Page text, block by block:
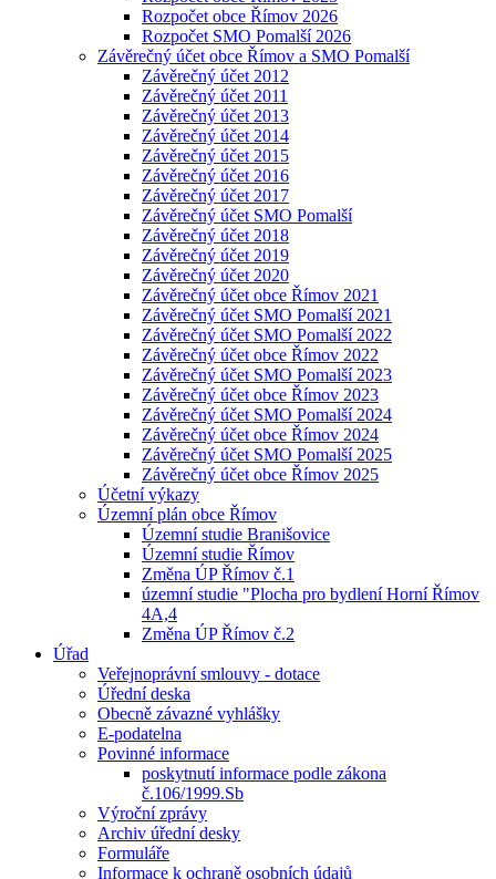
Rozpočet obce Římov 2026
Rozpočet SMO Pomalší 2026
Závěrečný účet obce Římov a SMO Pomalší
Závěrečný účet 2012
Závěrečný účet 2011
Závěrečný účet 2013
Závěrečný účet 2014
Závěrečný účet 2015
Závěrečný účet 2016
Závěrečný účet 2017
Závěrečný účet SMO Pomalší
Závěrečný účet 2018
Závěrečný účet 2019
Závěrečný účet 2020
Závěrečný účet obce Římov 2021
Závěrečný účet SMO Pomalší 2021
Závěrečný účet SMO Pomalší 2022
Závěrečný účet obce Římov 2022
Závěrečný účet SMO Pomalší 2023
Závěrečný účet obce Římov 2023
Závěrečný účet SMO Pomalší 2024
Závěrečný účet obce Římov 2024
Závěrečný účet SMO Pomalší 2025
Závěrečný účet obce Římov 2025
Účetní výkazy
Územní plán obce Římov
Územní studie Branišovice
Územní studie Římov
Změna ÚP Římov č.1
územní studie "Plocha pro bydlení Horní Římov
4A,4
Změna ÚP Římov č.2
Úřad
Veřejnoprávní smlouvy - dotace
Úřední deska
Obecně závazné vyhlášky
E-podatelna
Povinné informace
poskytnutí informace podle zákona
č.106/1999.Sb
Výroční zprávy
Archiv úřední desky
Formuláře
Informace k ochraně osobních údajů